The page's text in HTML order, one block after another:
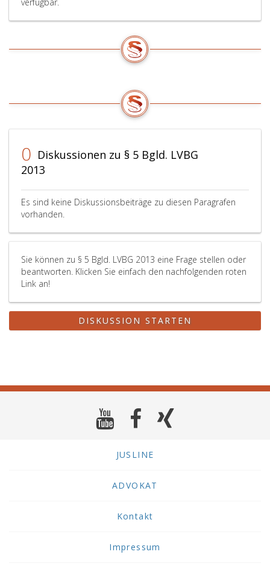
0 Diskussionen zu § 5 Bgld. LVBG
2013
Es sind keine Diskussionsbeiträge zu diesen Paragrafen
vorhanden.
Sie können zu § 5 Bgld. LVBG 2013 eine Frage stellen oder
beantworten. Klicken Sie einfach den nachfolgenden roten
Link an!
DISKUSSION STARTEN
JUSLINE
ADVOKAT
Kontakt
Impressum